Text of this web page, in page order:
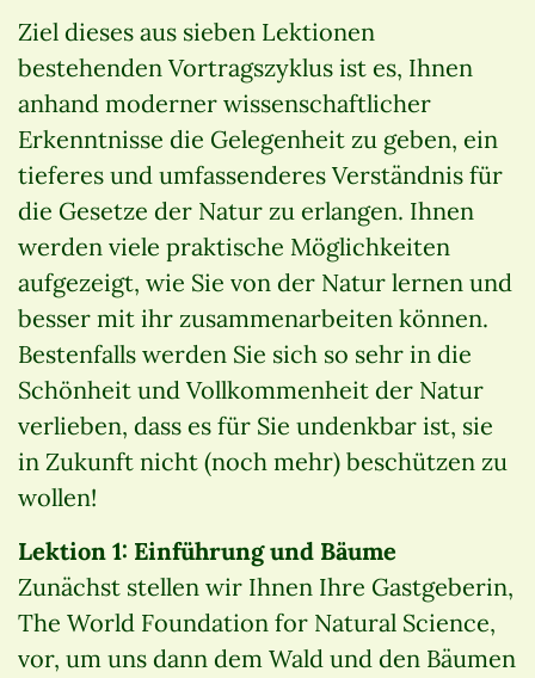
Ziel dieses aus sieben Lektionen
bestehenden Vortragszyklus ist es, Ihnen
anhand moderner wissenschaftlicher
Erkenntnisse die Gelegenheit zu geben, ein
tieferes und umfassenderes Verständnis für
die Gesetze der Natur zu erlangen. Ihnen
werden viele praktische Möglichkeiten
aufgezeigt, wie Sie von der Natur lernen und
besser mit ihr zusammenarbeiten können.
Bestenfalls werden Sie sich so sehr in die
Schönheit und Vollkommenheit der Natur
verlieben, dass es für Sie undenkbar ist, sie
in Zukunft nicht (noch mehr) beschützen zu
wollen!
Lektion 1: Einführung und Bäume
Zunächst stellen wir Ihnen Ihre Gastgeberin,
The World Foundation for Natural Science,
vor, um uns dann dem Wald und den Bäumen